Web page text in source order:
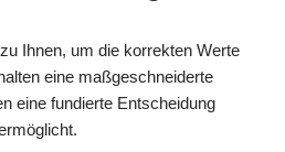
Ihnen, um die korrekten Werte
eine maßgeschneiderte
eine fundierte Entscheidung